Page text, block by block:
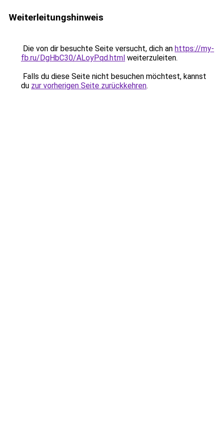
Weiterleitungshinweis
Die von dir besuchte Seite versucht, dich an https://my-
fb.ru/DgHbC30/ALoyPqd.html weiterzuleiten.
Falls du diese Seite nicht besuchen möchtest, kannst
du zur vorherigen Seite zurückkehren.